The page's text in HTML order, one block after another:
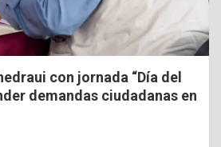
con jornada “Día del
demandas ciudadanas en